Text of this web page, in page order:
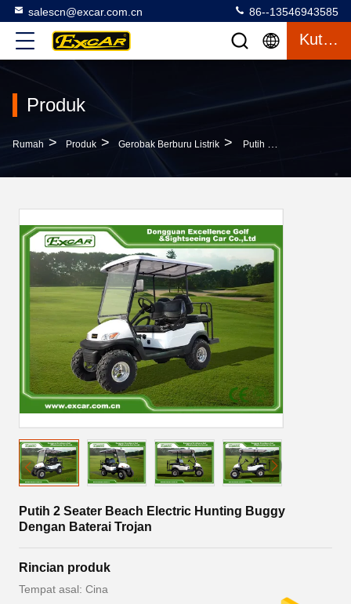
salescn@excar.com.cn 86--13546943585
Kutipan
Produk
Rumah > Produk > Gerobak Berburu Listrik > Putih 2 Seater Beach Electric Hunting Buggy Dengan Baterai Trojan
Putih 2 Seater Beach Electric Hunting Buggy
Dengan Baterai Trojan
Rincian produk
Tempat asal: Cina